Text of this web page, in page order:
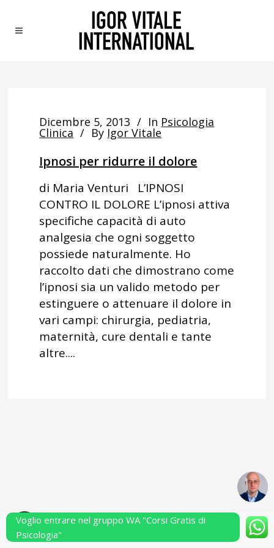
Dicembre 5, 2013 In Psicologia
Clinica By Igor Vitale
Ipnosi per ridurre il dolore
di Maria Venturi L’IPNOSI
CONTRO IL DOLORE L’ipnosi attiva
specifiche capacità di auto
analgesia che ogni soggetto
possiede naturalmente. Ho
raccolto dati che dimostrano come
l’ipnosi sia un valido metodo per
estinguere o attenuare il dolore in
vari campi: chirurgia, pediatria,
maternità, cure dentali e tante
altre....
Powered by Performarsi S.a.s.
Voglio entrare nel gruppo WA "Corsi Gratis di
Psicologia"